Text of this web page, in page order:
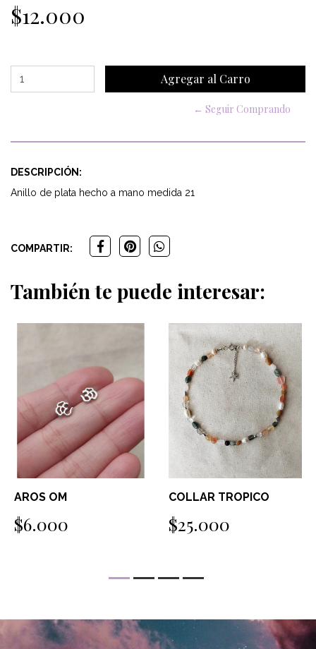
$12.000
← Seguir Comprando
DESCRIPCIÓN:
Anillo de plata hecho a mano medida 21
COMPARTIR:
También te puede interesar:
AROS OM
$6.000
COLLAR TROPICO
$25.000